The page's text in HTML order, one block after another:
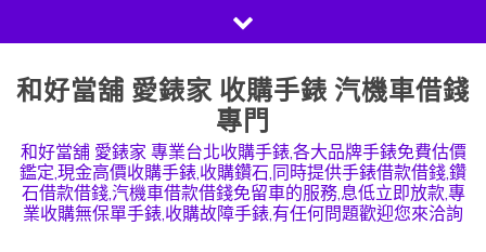
to
content
和好當舖 愛錶家 收購手錶 汽機車借錢
專門
和好當舖 愛錶家 專業台北收購手錶,各大品牌手錶免費估價
鑑定,現金高價收購手錶,收購鑽石,同時提供手錶借款借錢,鑽
石借款借錢,汽機車借款借錢免留車的服務,息低立即放款,專
業收購無保單手錶,收購故障手錶,有任何問題歡迎您來洽詢